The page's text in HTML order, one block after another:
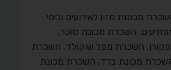
מכונות מזון לאירועים ולימי
השכרת מכונת סוכר,
השכרת מפל שוקולד, השכרת
השכרת מכונת ברד, השכרת מכונת